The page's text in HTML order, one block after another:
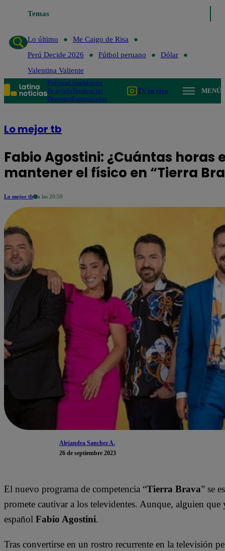
Temas
Lo último
Me Caigo de Risa
Perú Decide 2026
Fútbol peruano
Dólar
Valentina Valiente
PolíticaLimaMundo
Te ayudoTendencias
DeportesEspectáculos
TV en vivo MENÚ
Lo mejor tb
Fabio Agostini: ¿Cuántas
mantener el físico en “Tierra
Lo mejor tb a las 20:59
Alejandra Sanchez A.
26 de septiembre 2023
El nuevo programa de competencia “Tierra Brava” se
promete cautivar a los televidentes. Aunque, alguien que
español Fabio Agostini.
Tras convertirse en un rostro recurrente en la televisión